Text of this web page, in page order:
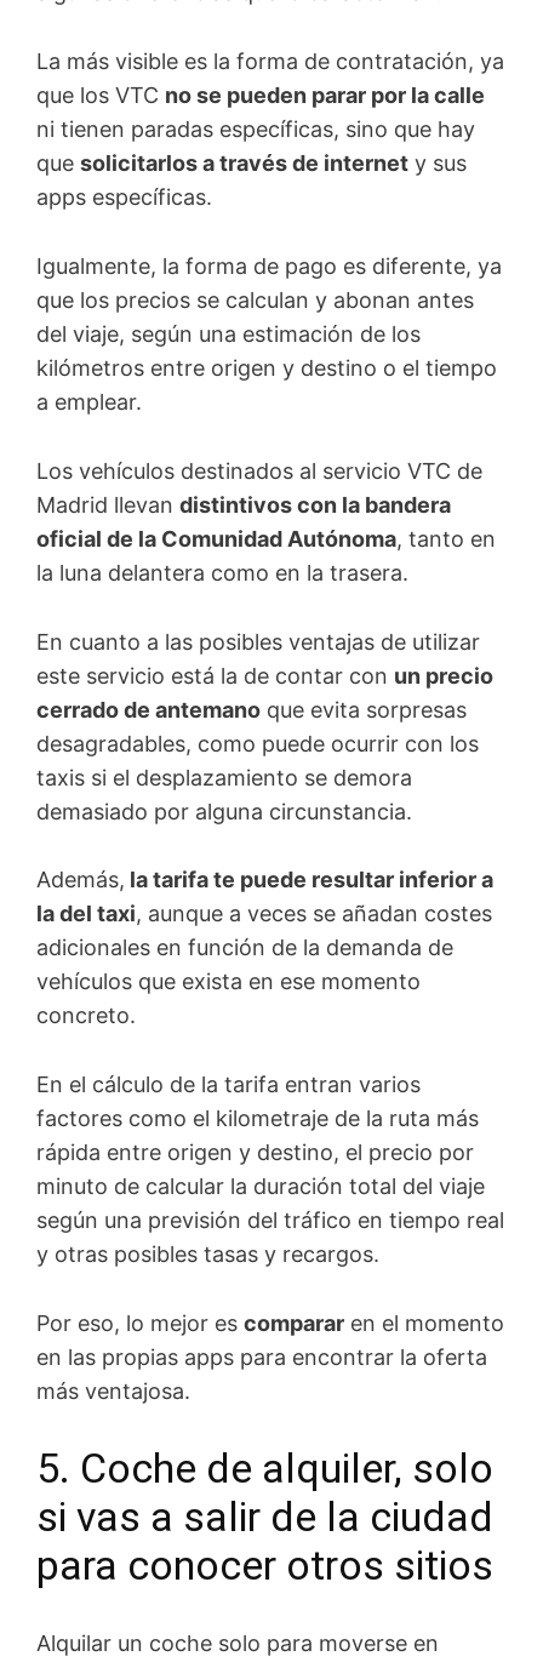
La más visible es la forma de contratación, ya
que los VTC no se pueden parar por la calle
ni tienen paradas específicas, sino que hay
que solicitarlos a través de internet y sus
apps específicas.
Igualmente, la forma de pago es diferente, ya
que los precios se calculan y abonan antes
del viaje, según una estimación de los
kilómetros entre origen y destino o el tiempo
a emplear.
Los vehículos destinados al servicio VTC de
Madrid llevan distintivos con la bandera
oficial de la Comunidad Autónoma, tanto en
la luna delantera como en la trasera.
En cuanto a las posibles ventajas de utilizar
este servicio está la de contar con un precio
cerrado de antemano que evita sorpresas
desagradables, como puede ocurrir con los
taxis si el desplazamiento se demora
demasiado por alguna circunstancia.
Además, la tarifa te puede resultar inferior a
la del taxi, aunque a veces se añadan costes
adicionales en función de la demanda de
vehículos que exista en ese momento
concreto.
En el cálculo de la tarifa entran varios
factores como el kilometraje de la ruta más
rápida entre origen y destino, el precio por
minuto de calcular la duración total del viaje
según una previsión del tráfico en tiempo real
y otras posibles tasas y recargos.
Por eso, lo mejor es comparar en el momento
en las propias apps para encontrar la oferta
más ventajosa.
5. Coche de alquiler, solo
si vas a salir de la ciudad
para conocer otros sitios
Alquilar un coche solo para moverse en